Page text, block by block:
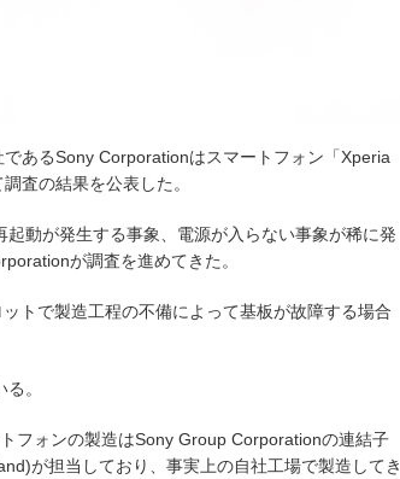
あるSony Corporationはスマートフォン「Xperia
査の結果を公表した。
動が発生する事象、電源が入らない事象が稀に発
が調査を進めてきた。
トで製造工程の不備によって基板が故障する場合
。
フォンの製造はSony Group Corporationの連結子
が担当しており、事実上の自社工場で製造してき